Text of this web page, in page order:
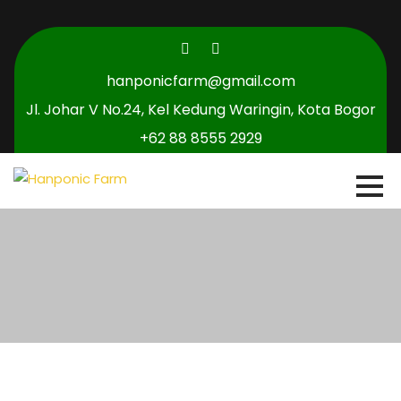
hanponicfarm@gmail.com
Jl. Johar V No.24, Kel Kedung Waringin, Kota Bogor
+62 88 8555 2929